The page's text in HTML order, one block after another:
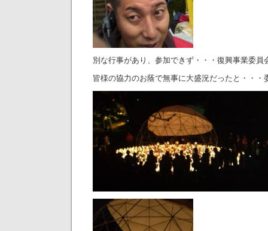
別な行事があり、参加できず・・・復興事業委員
皆様の協力のお蔭で無事に大盛況だったと・・・